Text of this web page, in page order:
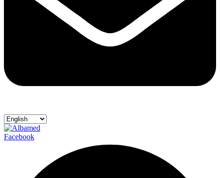
Facebook